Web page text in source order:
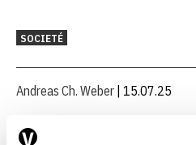
SOCIETÉ
Andreas Ch. Weber | 15.07.25